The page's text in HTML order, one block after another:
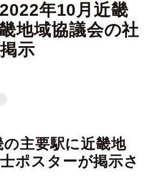
2022年10月近畿
地域協議会の社
示
主要駅に近畿地
ポスターが掲示さ